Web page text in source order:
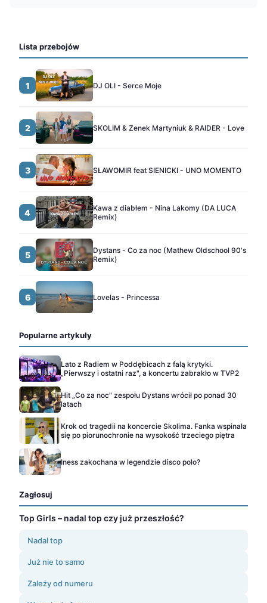
Lista przebojów
1 DJ OLI - Serce Moje
2 SKOLIM & Zenek Martyniuk & RAIDER - Love
3 SŁAWOMIR feat SIENICKI - UNO MOMENTO
4
Kawa z diabłem - Nina Lakomy (DA LUCA
Remix)
5
Dystans - Co za noc (Mathew Oldschool 90's
Remix)
6 Lovelas - Princessa
Popularne artykuły
Lato z Radiem w Poddębicach z falą krytyki.
„Pierwszy i ostatni raz", a koncertu zabrakło w TVP2
Hit „Co za noc" zespołu Dystans wrócił po ponad 30
latach
Krok od tragedii na koncercie Skolima. Fanka wspinała
się po piorunochronie na wysokość trzeciego piętra
Iness zakochana w legendzie disco polo?
Zagłosuj
Top Girls – nadal top czy już przeszłość?
Nadal top
Już nie to samo
Zależy od numeru